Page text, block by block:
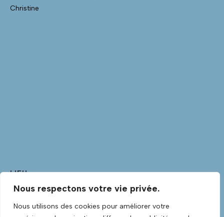
Nous respectons votre vie privée.
Nous utilisons des cookies pour améliorer votre
Christine
LIEU
Club Guitare